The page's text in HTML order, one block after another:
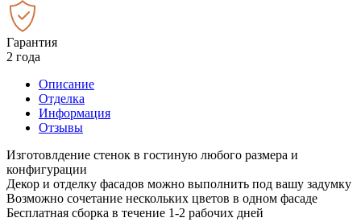
Гарантия
2 года
Описание
Отделка
Информация
Отзывы
Изготовлдение стенок в гостиную любого размера и
конфигурации
Декор и отделку фасадов можно выполнить под вашу задумку
Возможно сочетание нескольких цветов в одном фасаде
Бесплатная сборка в течение 1-2 рабочих дней